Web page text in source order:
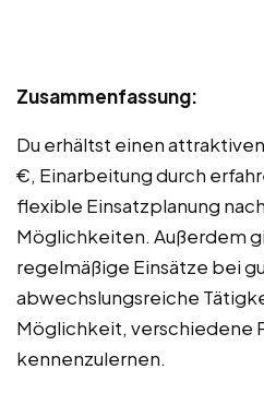
Zusammenfassung:
Du erhältst einen
€, Einarbeitung durch
flexible Einsatzplanung
Möglichkeiten. Außerdem
regelmäßige Einsätze bei
abwechslungsreiche
Möglichkeit, verschiedene
kennenzulernen.